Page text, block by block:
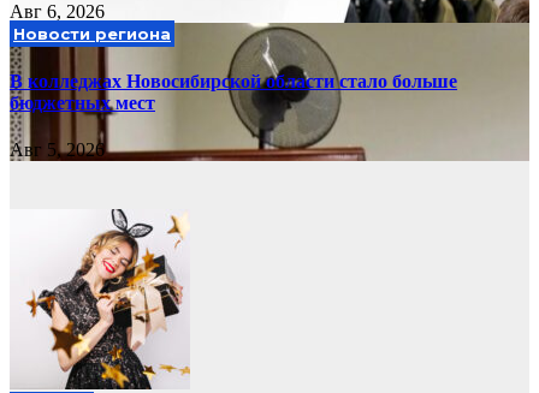
Авг 6, 2026
Новости региона
В колледжах Новосибирской области стало больше
бюджетных мест
Авг 5, 2026